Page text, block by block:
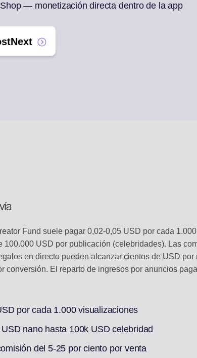
— monetización directa dentro de la app
Fund suele pagar 0,02-0,05 USD por cada
100.000 USD por publicación (celebridades). Las
en directo pueden alcanzar cientos de USD
conversión. El reparto de ingresos por anuncios
por cada 1.000 visualizaciones
nano hasta 100k USD celebridad
del 5-25 por ciento por venta